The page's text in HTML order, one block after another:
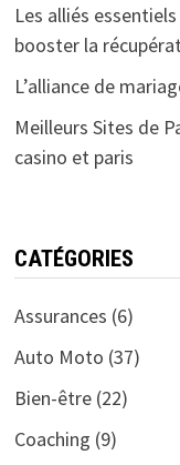
Les alliés
booster la
L’alliance de
Meilleurs Sites de
casino et paris
CATÉGORIES
Assurances (6)
Auto Moto (37)
Bien-être(22)
Coaching (9)